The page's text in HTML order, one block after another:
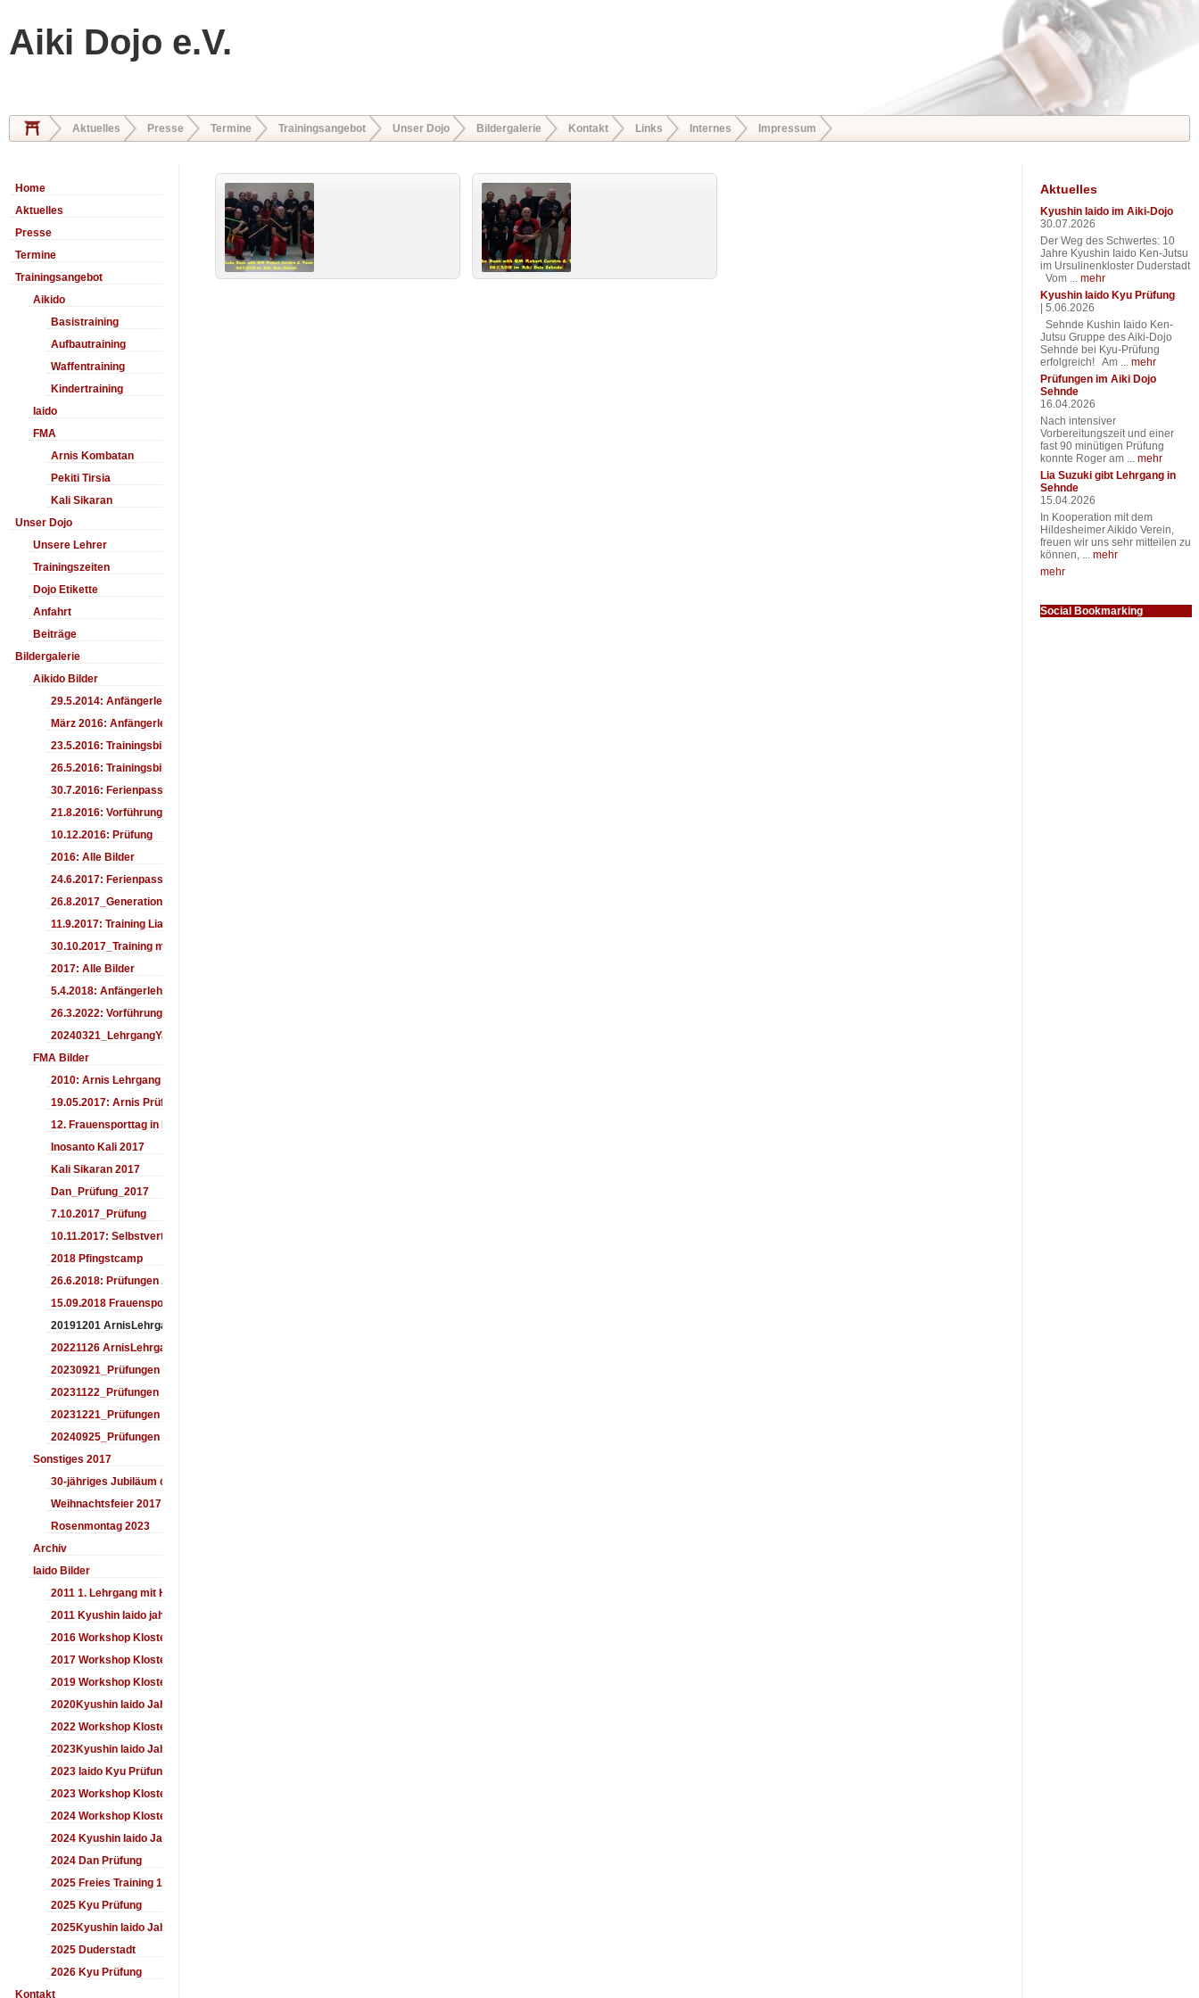
Aiki Dojo e.V.
Aktuelles Presse Termine Trainingsangebot Unser Dojo Bildergalerie Kontakt Links Internes Impressum
Home
Aktuelles
Presse
Termine
Trainingsangebot
Aikido
Basistraining
Aufbautraining
Waffentraining
Kindertraining
Iaido
FMA
Arnis Kombatan
Pekiti Tirsia
Kali Sikaran
Unser Dojo
Unsere Lehrer
Trainingszeiten
Dojo Etikette
Anfahrt
Beiträge
Bildergalerie
Aikido Bilder
29.5.2014: Anfängerlehrgang Aiki-Ken
März 2016: Anfängerlehrgang
23.5.2016: Trainingsbilder
26.5.2016: Trainingsbilder
30.7.2016: Ferienpass
21.8.2016: Vorführung Bergfest Sehnde
10.12.2016: Prüfung
2016: Alle Bilder
24.6.2017: Ferienpass
26.8.2017_Generationentag_Sehnde
11.9.2017: Training LiaSuzuki Hildesheim
30.10.2017_Training mit Ando
2017: Alle Bilder
5.4.2018: Anfängerlehrgang
26.3.2022: Vorführung
20240321_LehrgangYamashima
FMA Bilder
2010: Arnis Lehrgang
19.05.2017: Arnis Prüfung
12. Frauensporttag in Langenhagen 2017
Inosanto Kali 2017
Kali Sikaran 2017
Dan_Prüfung_2017
7.10.2017_Prüfung
10.11.2017: Selbstverteidigung für Kinder
2018 Pfingstcamp
26.6.2018: Prüfungen Arnis
15.09.2018 Frauensporttag
20191201 ArnisLehrgang
20221126 ArnisLehrgang
20230921_Prüfungen
20231122_Prüfungen
20231221_Prüfungen
20240925_Prüfungen
Sonstiges 2017
30-jähriges Jubiläum des Aiki-Dojo's 2017
Weihnachtsfeier 2017
Rosenmontag 2023
Archiv
Iaido Bilder
2011 1. Lehrgang mit Headmaster Ralf Gumpfer
2011 Kyushin Iaido jahrestreffen
2016 Workshop Kloster Duderstadt
2017 Workshop Kloster Duderstadt
2019 Workshop Kloster Duderstadt
2020Kyushin Iaido Jahrestreffen
2022 Workshop Kloster Duderstadt
2023Kyushin Iaido Jahrestreffen
2023 Iaido Kyu Prüfung
2023 Workshop Kloster Duderstadt
2024 Workshop Kloster Duderstadt
2024 Kyushin Iaido Jahrestreffen
2024 Dan Prüfung
2025 Freies Training 17:00-18:00 Uhr
2025 Kyu Prüfung
2025Kyushin Iaido Jahrestreffen
2025 Duderstadt
2026 Kyu Prüfung
Kontakt
Aktuelles
Kyushin Iaido im Aiki-Dojo
30.07.2026
Der Weg des Schwertes: 10
Jahre Kyushin Iaido Ken-Jutsu
im Ursulinenkloster Duderstadt
Vom ... mehr
Kyushin Iaido Kyu Prüfung
5.06.2026
Sehnde Kushin Iaido Ken-
Jutsu Gruppe des Aiki-Dojo
Sehnde bei Kyu-Prüfung
erfolgreich! Am ... mehr
Prüfungen im Aiki Dojo
Sehnde
16.04.2026
Nach intensiver
Vorbereitungszeit und einer
fast 90 minütigen Prüfung
konnte Roger am ... mehr
Lia Suzuki gibt Lehrgang in
Sehnde
15.04.2026
In Kooperation mit dem
Hildesheimer Aikido Verein,
freuen wir uns sehr mitteilen zu
können, ... mehr
mehr
Social Bookmarking